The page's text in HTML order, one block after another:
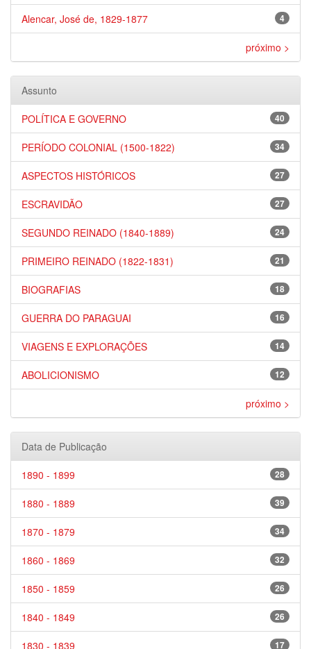
4
Alencar, José de, 1829-1877
próximo >
Assunto
40
POLÍTICA E GOVERNO
34
PERÍODO COLONIAL (1500-1822)
27
ASPECTOS HISTÓRICOS
27
ESCRAVIDÃO
24
SEGUNDO REINADO (1840-1889)
21
PRIMEIRO REINADO (1822-1831)
18
BIOGRAFIAS
16
GUERRA DO PARAGUAI
14
VIAGENS E EXPLORAÇÕES
12
ABOLICIONISMO
próximo >
Data de Publicação
28
1890 - 1899
39
1880 - 1889
34
1870 - 1879
32
1860 - 1869
26
1850 - 1859
26
1840 - 1849
17
1830 - 1839